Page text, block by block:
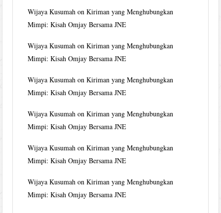
Wijaya Kusumah onKiriman yang Menghubungkan
Mimpi: Kisah Omjay Bersama JNE
Wijaya Kusumah onKiriman yang Menghubungkan
Mimpi: Kisah Omjay Bersama JNE
Wijaya Kusumah onKiriman yang Menghubungkan
Mimpi: Kisah Omjay Bersama JNE
Wijaya Kusumah onKiriman yang Menghubungkan
Mimpi: Kisah Omjay Bersama JNE
Wijaya Kusumah onKiriman yang Menghubungkan
Mimpi: Kisah Omjay Bersama JNE
Wijaya Kusumah onKiriman yang Menghubungkan
Mimpi: Kisah Omjay Bersama JNE